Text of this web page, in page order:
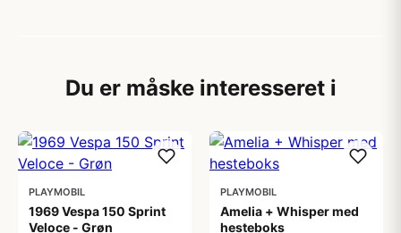
Du er måske interesseret i
PLAYMOBIL
1969 Vespa 150 Sprint
Veloce - Grøn
PLAYMOBIL
Amelia + Whisper med
hesteboks